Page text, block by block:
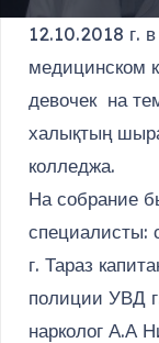
12.10.2018 г.
медицинском
девочек на
халықтың
колледжа.
На собрание
г. Тараз
полиции УВД
нарколог А.А